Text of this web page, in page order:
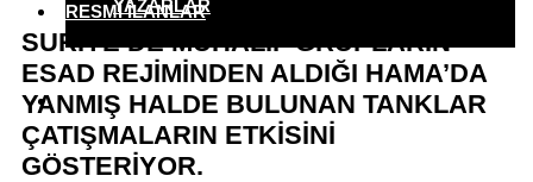
YAZARLAR
RESMI İLANLAR
KÜNYE
SURİYE’DE MUHALİF GRUPLARIN
ESAD REJİMİNDEN ALDIĞI HAMA’DA
YANMIŞ HALDE BULUNAN TANKLAR
ÇATIŞMALARIN ETKİSİNİ
GÖSTERİYOR.